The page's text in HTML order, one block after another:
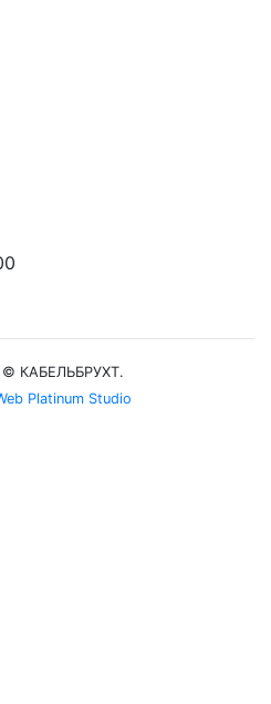
© КАБЕЛЬБРУХТ.
Platinum Studio